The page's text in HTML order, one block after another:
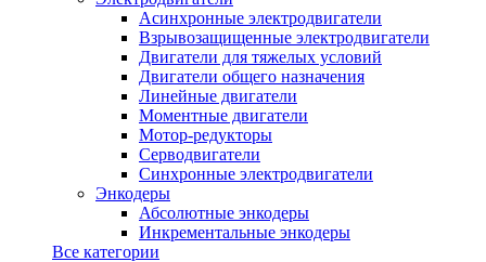
Асинхронные электродвигатели
Взрывозащищенные электродвигатели
Двигатели для тяжелых условий
Двигатели общего назначения
Линейные двигатели
Моментные двигатели
Мотор-редукторы
Серводвигатели
Синхронные электродвигатели
Энкодеры
Абсолютные энкодеры
Инкрементальные энкодеры
Все категории